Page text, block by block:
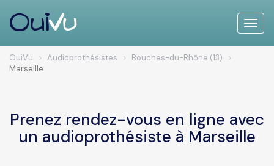
Toggle
OuiVu Audioprothésistes
Bouches-du-Rhône (13)
Marseille
Prenez rendez-vous en ligne avec
un audioprothésiste à Marseille